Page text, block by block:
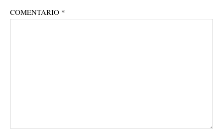
COMENTARIO *